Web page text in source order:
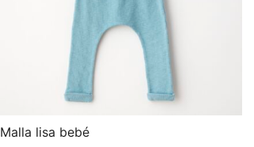
Malla lisa bebé